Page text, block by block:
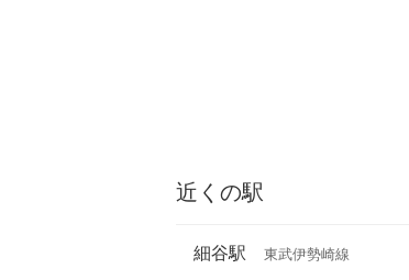
近くの駅
細谷駅 東武伊勢崎線